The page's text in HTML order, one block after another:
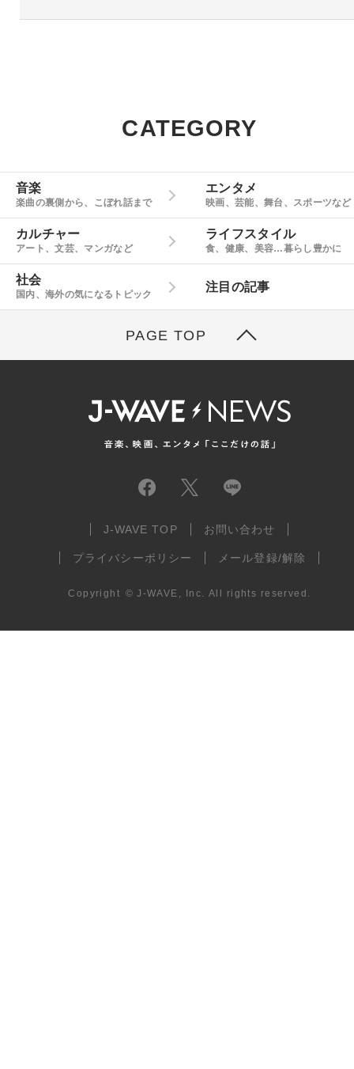
CATEGORY
音楽
楽曲の裏側から、こぼれ話まで
エンタメ
映画、芸能、舞台、スポーツなど
カルチャー
アート、文芸、マンガなど
ライフスタイル
食、健康、美容…暮らし豊かに
社会
国内、海外の気になるトピック
注目の記事
PAGE TOP
J-WAVE TOP お問い合わせ
プライバシーポリシー メール登録/解除
Copyright © J-WAVE, Inc. All rights reserved.